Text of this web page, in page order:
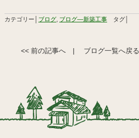
カテゴリー│ ブログ, ブログ―新築工事タグ│
<< 前の記事へ | ブログ一覧へ戻る